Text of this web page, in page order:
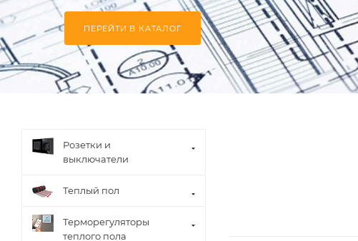
ПЕРЕЙТИ В КАТАЛОГ
Розетки и
выключатели
Теплый пол
Терморегуляторы
теплого пола